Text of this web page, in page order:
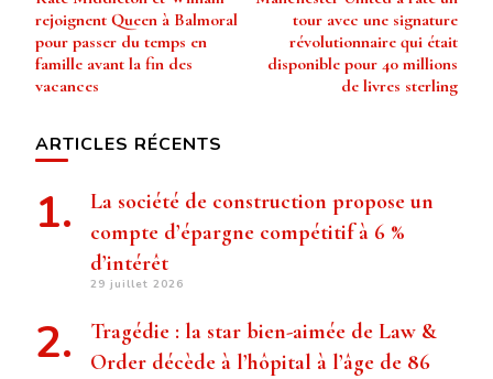
d’article
rejoignent Queen à Balmoral
pour passer du temps en
famille avant la fin des
vacances
tour avec une signature
révolutionnaire qui était
disponible pour 40 millions
de livres sterling
ARTICLES RÉCENTS
La société de construction propose un
compte d’épargne compétitif à 6 %
d’intérêt
29 juillet 2026
Tragédie : la star bien-aimée de Law &
Order décède à l’hôpital à l’âge de 86